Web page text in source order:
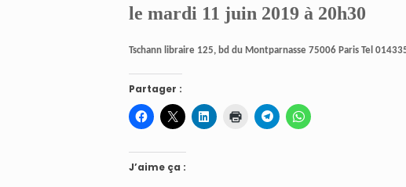
le mardi 11 juin 2019 à 20h30
Tschann libraire 125, bd du Montparnasse 75006 Paris Tel
Partager :
J’aime ça :